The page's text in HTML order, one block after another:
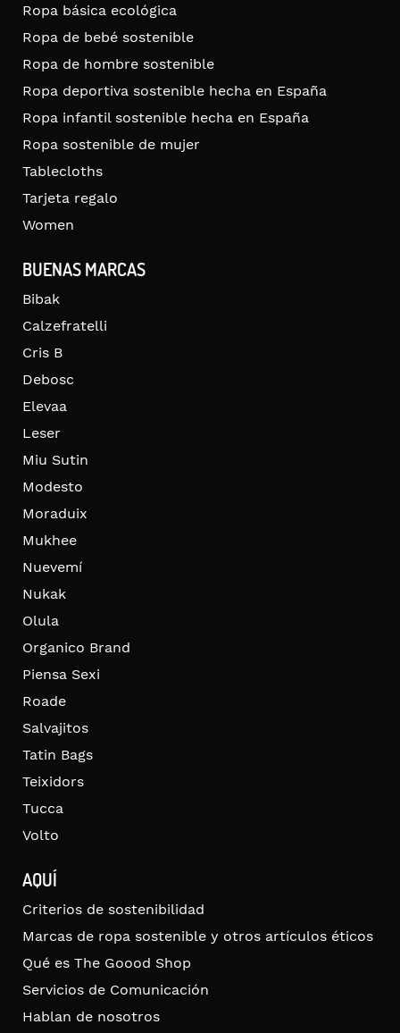
Ropa básica ecológica
Ropa de bebé sostenible
Ropa de hombre sostenible
Ropa deportiva sostenible hecha en España
Ropa infantil sostenible hecha en España
Ropa sostenible de mujer
Tablecloths
Tarjeta regalo
Women
BUENAS MARCAS
Bibak
Calzefratelli
Cris B
Debosc
Elevaa
Leser
Miu Sutin
Modesto
Moraduix
Mukhee
Nuevemí
Nukak
Olula
Organico Brand
Piensa Sexi
Roade
Salvajitos
Tatin Bags
Teixidors
Tucca
Volto
AQUÍ
Criterios de sostenibilidad
Marcas de ropa sostenible y otros artículos éticos
Qué es The Goood Shop
Servicios de Comunicación
Hablan de nosotros